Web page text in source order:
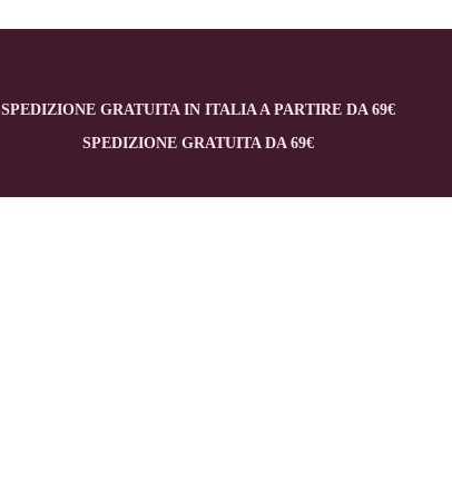
SPEDIZIONE GRATUITA IN ITALIA A PARTIRE DA 69€
SPEDIZIONE GRATUITA DA 69€